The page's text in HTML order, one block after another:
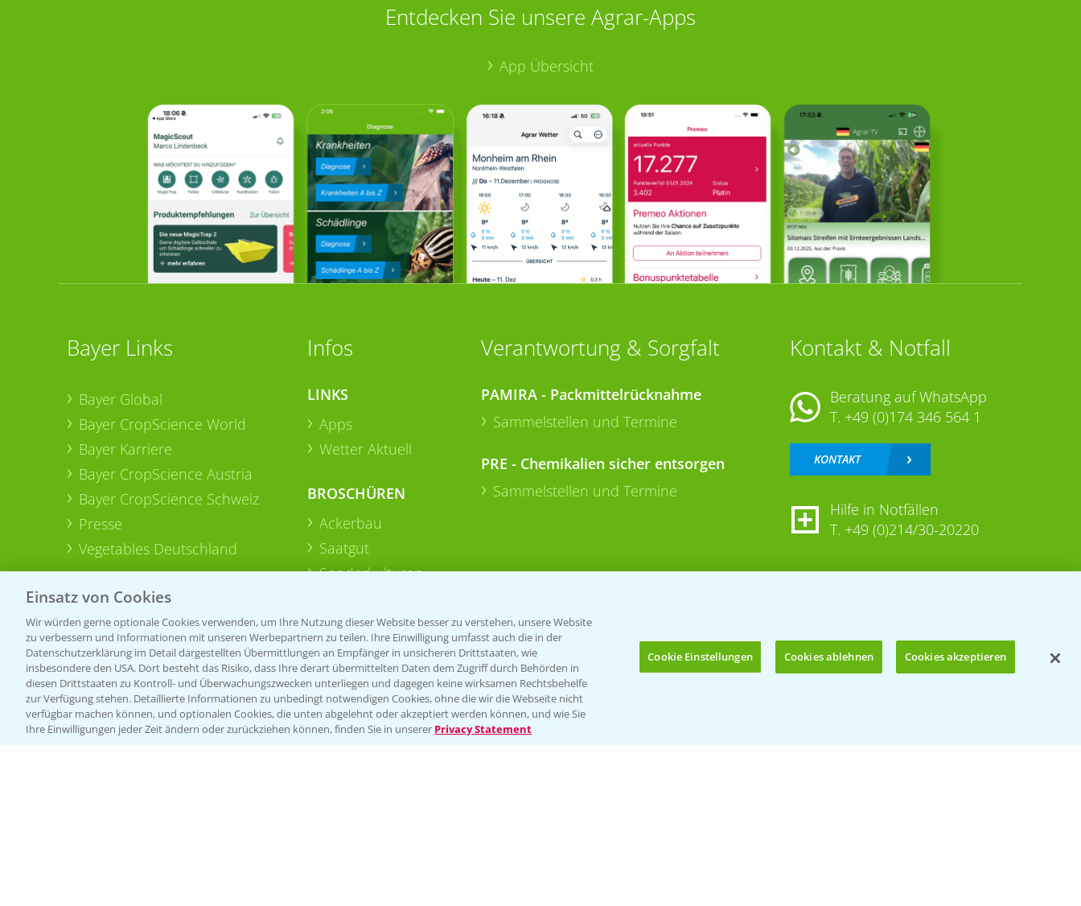
Bis zu 4 Produkte vergleichen:
Entdecken Sie unsere Agrar-Apps
App Übersicht
Bayer Links
Bayer Global
Bayer CropScience World
Bayer Karriere
Bayer CropScience Austria
Bayer CropScience Schweiz
Presse
Vegetables Deutschland
Infos
LINKS
Apps
Wetter Aktuell
BROSCHÜREN
Ackerbau
Saatgut
Sonderkulturen
Verantwortung & Sorgfalt
PAMIRA - Packmittelrücknahme
Sammelstellen und Termine
PRE - Chemikalien sicher entsorgen
Sammelstellen und Termine
Kontakt & Notfall
Beratung auf WhatsApp
T. +49 (0)174 346 564 1
KONTAKT
Hilfe in Notfällen
T. +49 (0)214/30-20220
Folgen Sie uns
Einsatz von Cookies
Wir würden gerne optionale Cookies verwenden, um Ihre Nutzung dieser Website besser zu verstehen, unsere Website
zu verbessern und Informationen mit unseren Werbepartnern zu teilen. Ihre Einwilligung umfasst auch die in der
Datenschutzerklärung im Detail dargestellten Übermittlungen an Empfänger in unsicheren Drittstaaten, wie
insbesondere den USA. Dort besteht das Risiko, dass Ihre derart übermittelten Daten dem Zugriff durch Behörden in
diesen Drittstaaten zu Kontroll- und Überwachungszwecken unterliegen und dagegen keine wirksamen Rechtsbehelfe
zur Verfügung stehen. Detaillierte Informationen zu unbedingt notwendigen Cookies, ohne die wir die Webseite nicht
verfügbar machen können, und optionalen Cookies, die unten abgelehnt oder akzeptiert werden können, und wie Sie
Ihre Einwilligungen jeder Zeit ändern oder zurückziehen können, finden Sie in unserer Privacy Statement
Cookie Einstellungen Cookies ablehnen Cookies akzeptieren